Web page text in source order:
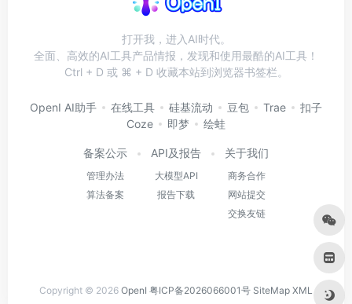
打开我，进入AI时代。
全面、高效的AI工具产品情报，发现和使用最酷的AI工具！
Ctrl + D 或 ⌘ + D 收藏本站到浏览器书签栏。
OpenI AI助手 在线工具 硅基流动 豆包 Trae
扣子
Coze
即梦 绘蛙
备案公示
管理办法
算法备案
API及报告
大模型API
报告下载
关于我们
商务合作
网站提交
交换友链
Copyright © 2026 OpenI 粤ICP备2026066001号 SiteMap XML